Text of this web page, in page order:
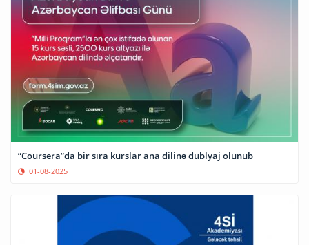
“Coursera”da bir sıra kurslar ana dilinə dublyaj olunub
01-08-2025